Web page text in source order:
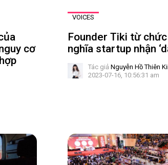
cơ
VOICES
Founder Tiki từ
nghĩa startup nhận
Tác giả Nguyễn Hồ Thiên
2023-07-16, 10:56:31 am